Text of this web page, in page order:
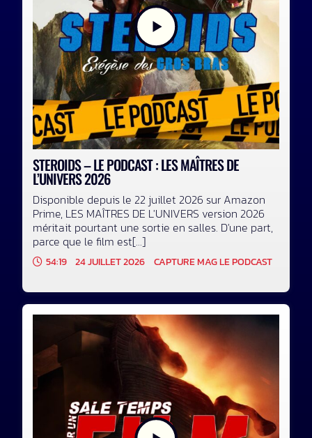
STEROIDS – LE PODCAST : LES MAÎTRES DE
L’UNIVERS 2026
Disponible depuis le 22 juillet 2026 sur Amazon
Prime, LES MAÎTRES DE L'UNIVERS version 2026
méritait pourtant une sortie en salles. D'une part,
parce que le film est[...]
54:19 24 JUILLET 2026 CAPTURE MAG LE PODCAST